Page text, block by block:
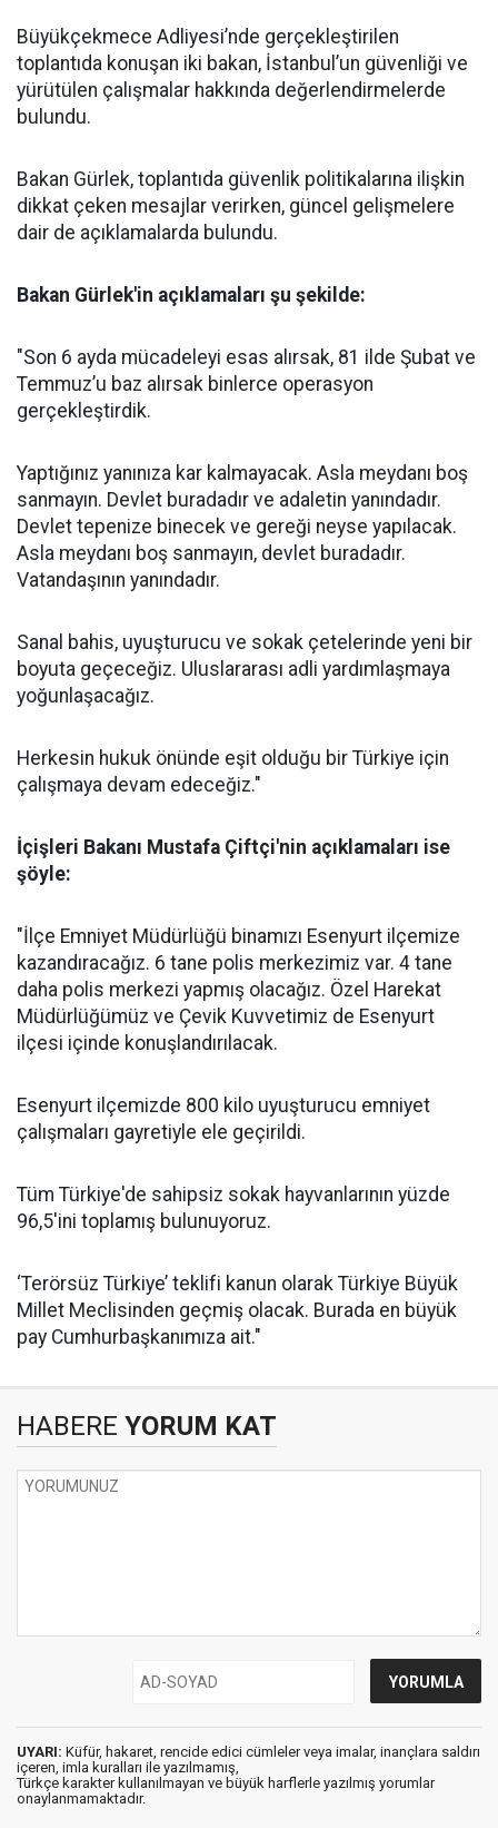
Büyükçekmece Adliyesi’nde gerçekleştirilen
toplantıda konuşan iki bakan, İstanbul’un güvenliği ve
yürütülen çalışmalar hakkında değerlendirmelerde
bulundu.
Bakan Gürlek, toplantıda güvenlik politikalarına ilişkin
dikkat çeken mesajlar verirken, güncel gelişmelere
dair de açıklamalarda bulundu.
Bakan Gürlek'in açıklamaları şu şekilde:
"Son 6 ayda mücadeleyi esas alırsak, 81 ilde Şubat ve
Temmuz’u baz alırsak binlerce operasyon
gerçekleştirdik.
Yaptığınız yanınıza kar kalmayacak. Asla meydanı boş
sanmayın. Devlet buradadır ve adaletin yanındadır.
Devlet tepenize binecek ve gereği neyse yapılacak.
Asla meydanı boş sanmayın, devlet buradadır.
Vatandaşının yanındadır.
Sanal bahis, uyuşturucu ve sokak çetelerinde yeni bir
boyuta geçeceğiz. Uluslararası adli yardımlaşmaya
yoğunlaşacağız.
Herkesin hukuk önünde eşit olduğu bir Türkiye için
çalışmaya devam edeceğiz."
İçişleri Bakanı Mustafa Çiftçi'nin açıklamaları ise
şöyle:
"İlçe Emniyet Müdürlüğü binamızı Esenyurt ilçemize
kazandıracağız. 6 tane polis merkezimiz var. 4 tane
daha polis merkezi yapmış olacağız. Özel Harekat
Müdürlüğümüz ve Çevik Kuvvetimiz de Esenyurt
ilçesi içinde konuşlandırılacak.
Esenyurt ilçemizde 800 kilo uyuşturucu emniyet
çalışmaları gayretiyle ele geçirildi.
Tüm Türkiye'de sahipsiz sokak hayvanlarının yüzde
96,5'ini toplamış bulunuyoruz.
‘Terörsüz Türkiye’ teklifi kanun olarak Türkiye Büyük
Millet Meclisinden geçmiş olacak. Burada en büyük
pay Cumhurbaşkanımıza ait."
HABERE YORUM KAT
UYARI: Küfür, hakaret, rencide edici cümleler veya imalar, inançlara saldırı
içeren, imla kuralları ile yazılmamış,
Türkçe karakter kullanılmayan ve büyük harflerle yazılmış yorumlar
onaylanmamaktadır.